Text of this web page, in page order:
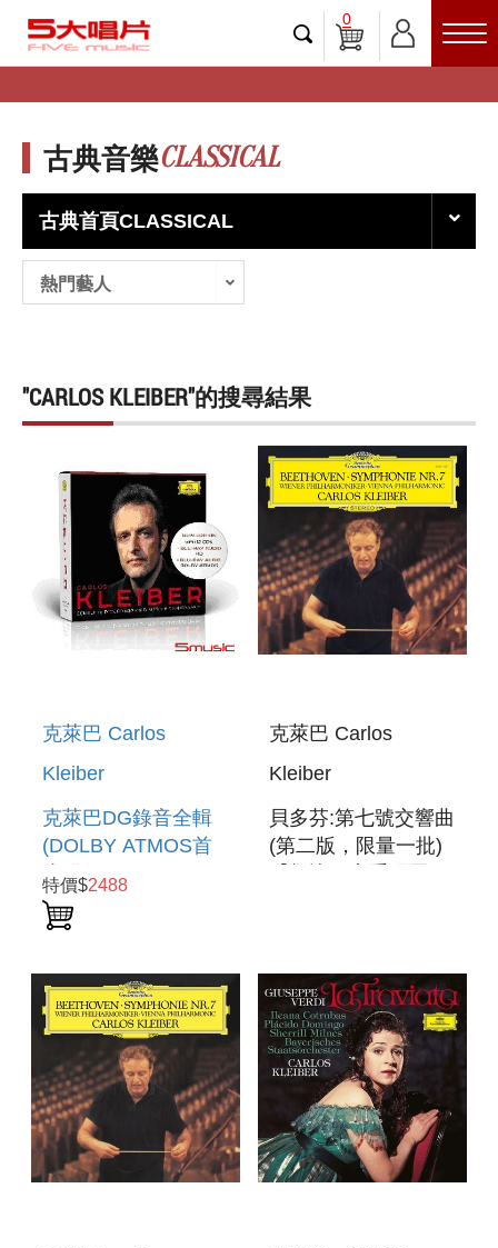
0
古典音樂CLASSICAL
古典首頁CLASSICAL
熱門藝人
"CARLOS KLEIBER"的搜尋結果
克萊巴 Carlos
Kleiber
克萊巴DG錄音全輯
(DOLBY ATMOS首
度發行) CARLOS
KLEIBER
COMPLETE
DG (IN DOLBY
ATMOS FOR
特價$2488
克萊巴 Carlos
Kleiber
貝多芬:第七號交響曲
(第二版，限量一批)
ORIGINAL SOURCE
SERIES (LP)